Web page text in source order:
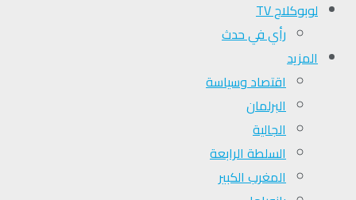
لوبوكلاج TV
رأي في حدث
المزيد
اقتصاد وسياسة
البرلمان
الجالية
السلطة الرابعة
المغرب الكبير